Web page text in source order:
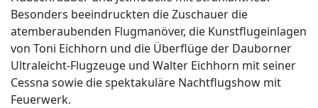
Besonders beeindruckten die Zuschauer die
atemberaubenden Flugmanöver, die Kunstflugeinlagen
von Toni Eichhorn und die Überflüge der Dauborner
Ultraleicht-Flugzeuge und Walter Eichhorn mit seiner
Cessna sowie die spektakuläre Nachtflugshow mit
Feuerwerk.